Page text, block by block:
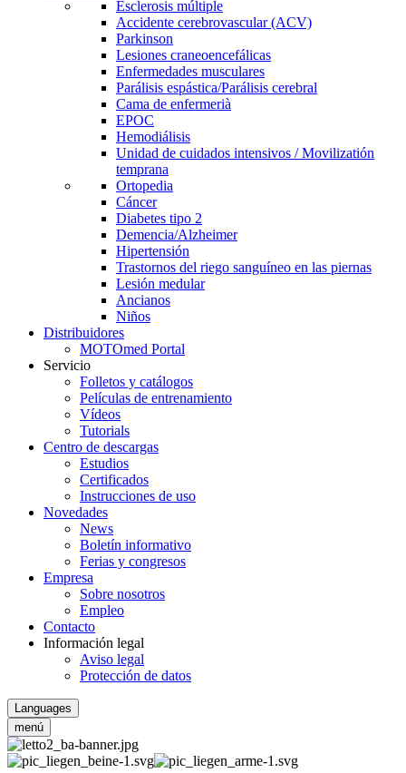
Esclerosis múltiple
Accidente cerebrovascular (ACV)
Parkinson
Lesiones craneoencefálicas
Enfermedades musculares
Parálisis espástica/Parálisis cerebral
Cama de enfermerià
EPOC
Hemodiálisis
Unidad de cuidados intensivos / Movilizatión
temprana
Ortopedia
Cáncer
Diabetes tipo 2
Demencia/Alzheimer
Hipertensión
Trastornos del riego sanguíneo en las piernas
Lesión medular
Ancianos
Niños
Distribuidores
MOTOmed Portal
Servicio
Folletos y catálogos
Películas de entrenamiento
Vídeos
Tutorials
Centro de descargas
Estudios
Certificados
Instrucciones de uso
Novedades
News
Boletín informativo
Ferias y congresos
Empresa
Sobre nosotros
Empleo
Contacto
Información legal
Aviso legal
Protección de datos
Languages
menú